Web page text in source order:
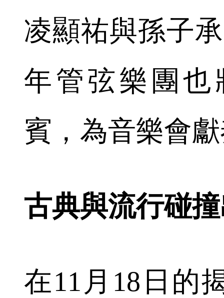
凌顯祐與孫子
年管弦樂團也
賓，為音樂會
古典與流行碰
在11月18日的